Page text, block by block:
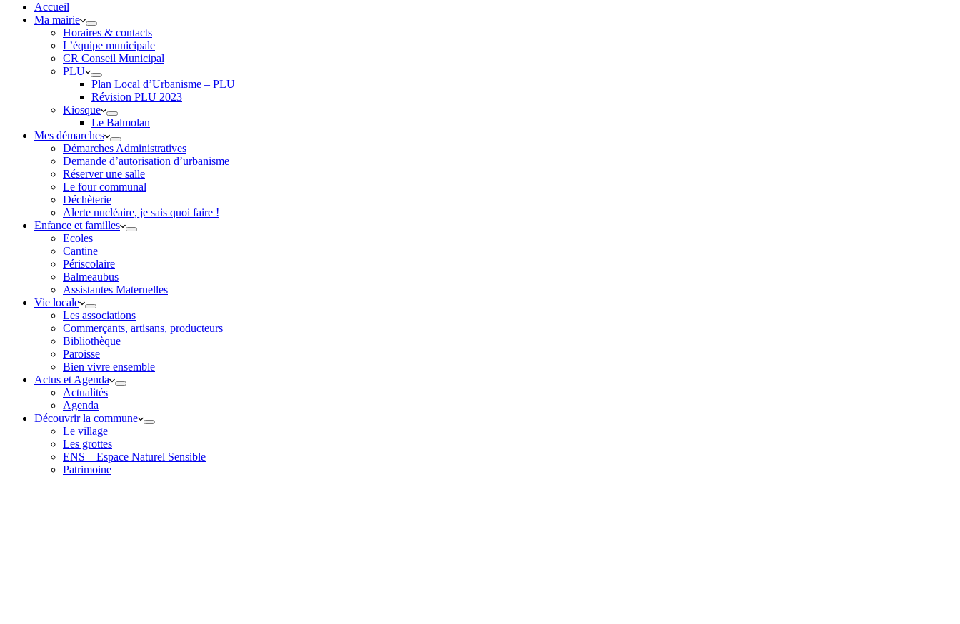
Accueil
Ma mairie
Horaires & contacts
L’équipe municipale
CR Conseil Municipal
PLU
Plan Local d’Urbanisme – PLU
Révision PLU 2023
Kiosque
Le Balmolan
Mes démarches
Démarches Administratives
Demande d’autorisation d’urbanisme
Réserver une salle
Le four communal
Déchèterie
Alerte nucléaire, je sais quoi faire !
Enfance et familles
Ecoles
Cantine
Périscolaire
Balmeaubus
Assistantes Maternelles
Vie locale
Les associations
Commerçants, artisans, producteurs
Bibliothèque
Paroisse
Bien vivre ensemble
Actus et Agenda
Actualités
Agenda
Découvrir la commune
Le village
Les grottes
ENS – Espace Naturel Sensible
Patrimoine